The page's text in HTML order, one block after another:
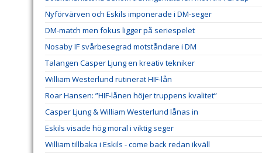
Nyförvärven och Eskils imponerade i DM-seger
DM-match men fokus ligger på seriespelet
Nosaby IF svårbesegrad motståndare i DM
Talangen Casper Ljung en kreativ tekniker
William Westerlund rutinerat HIF-lån
Roar Hansen: ”HIF-lånen höjer truppens kvalitet”
Casper Ljung & William Westerlund lånas in
Eskils visade hög moral i viktig seger
William tillbaka i Eskils - come back redan ikväll